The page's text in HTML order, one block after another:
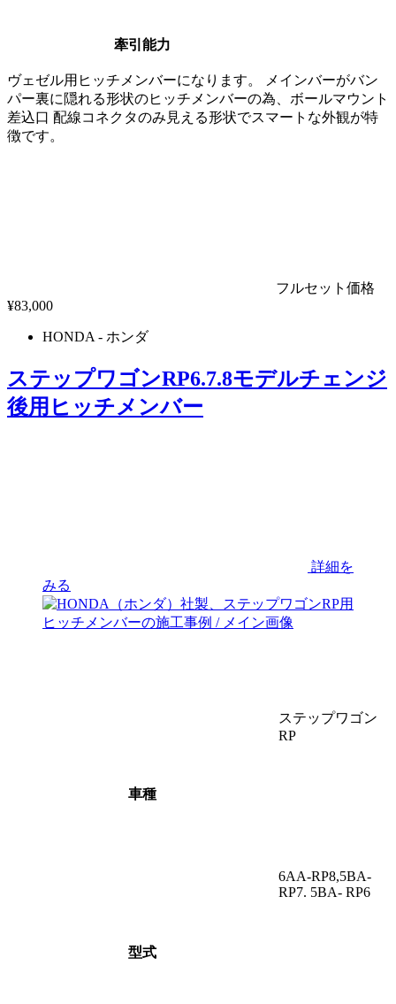
牽引能力
ヴェゼル用ヒッチメンバーになります。 メインバーがバン
パー裏に隠れる形状のヒッチメンバーの為、ボールマウント
差込口 配線コネクタのみ見える形状でスマートな外観が特
徴です。
フルセット価格
¥83,000
HONDA - ホンダ
ステップワゴンRP6.7.8モデルチェンジ
後用ヒッチメンバー
詳細を
みる
車種
ステップワゴン
RP
型式
6AA-RP8,5BA-
RP7. 5BA- RP6